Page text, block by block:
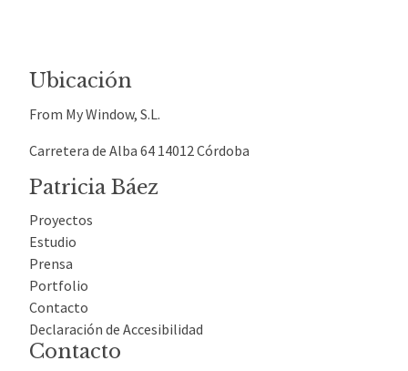
Ubicación
From My Window, S.L.
Carretera de Alba 64 14012 Córdoba
Patricia Báez
Proyectos
Estudio
Prensa
Portfolio
Contacto
Declaración de Accesibilidad
Contacto